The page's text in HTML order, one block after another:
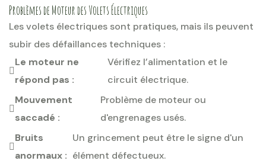
Problèmes de Moteur des Volets Électriques
Les volets électriques sont pratiques, mais ils peuvent
subir des défaillances techniques :
Le moteur ne
répond pas :
Vérifiez l’alimentation et le
circuit électrique.
Mouvement
saccadé :
Problème de moteur ou
d'engrenages usés.
Bruits
anormaux :
Un grincement peut être le signe d'un
élément défectueux.